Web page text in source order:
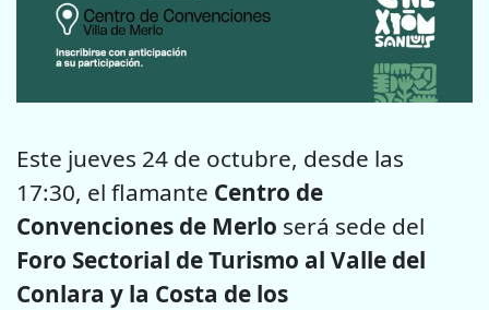
Este jueves 24 de octubre, desde las
17:30, el flamante Centro de
Convenciones de Merlo será sede del
Foro Sectorial de Turismo al Valle del
Conlara y la Costa de los